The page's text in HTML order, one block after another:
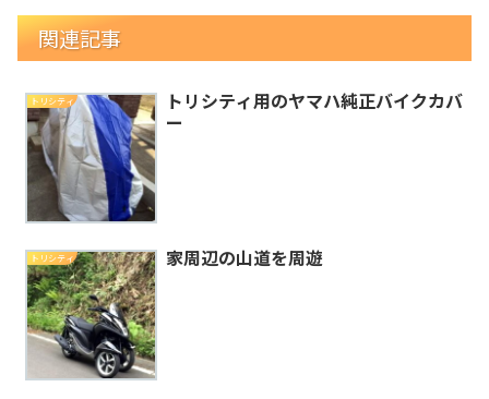
関連記事
トリシティ
トリシティ用のヤマハ純正バイクカバ
ー
トリシティ 家周辺の山道を周遊